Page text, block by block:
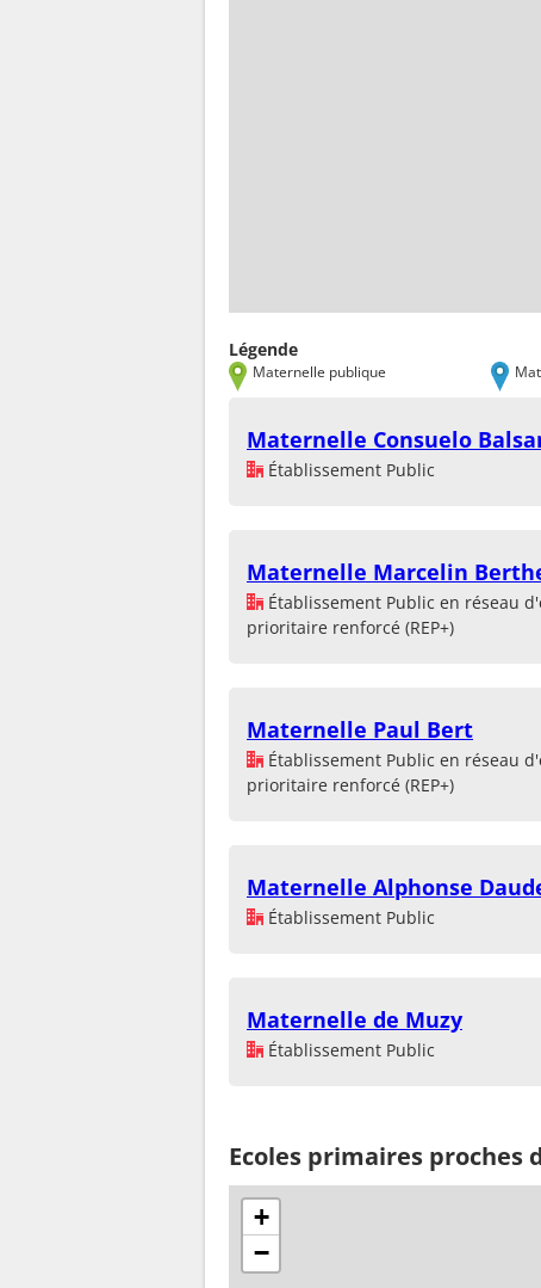
Légende
Maternelle publique
Maternelle Consuelo
Établissement Public
Maternelle Marcelin
Établissement Public en réseau
prioritaire renforcé (REP+)
Maternelle Paul Bert
Établissement Public en réseau
prioritaire renforcé (REP+)
Maternelle Alphonse
Établissement Public
Maternelle de Muzy
Établissement Public
Ecoles primaires proches
+
−